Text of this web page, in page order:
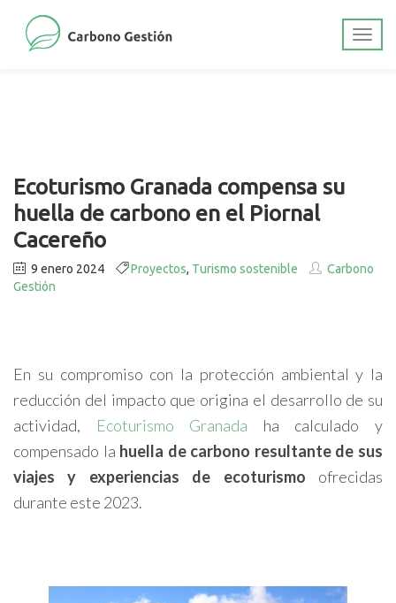
Ecoturismo Granada compensa su
huella de carbono en el Piornal
Cacereño
9 enero 2024 Proyectos, Turismo sostenible
Carbono
Gestión
En su compromiso con la protección ambiental y la
reducción del impacto que origina el desarrollo de su
actividad,
Ecoturismo Granada ha calculado y
compensado la huella de carbono resultante de sus
viajes y experiencias de ecoturismo ofrecidas
durante este 2023.